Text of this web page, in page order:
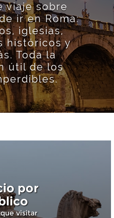
viaje sobre
ir en Roma:
iglesias,
históricos y
Toda la
útil de los
por
visitar